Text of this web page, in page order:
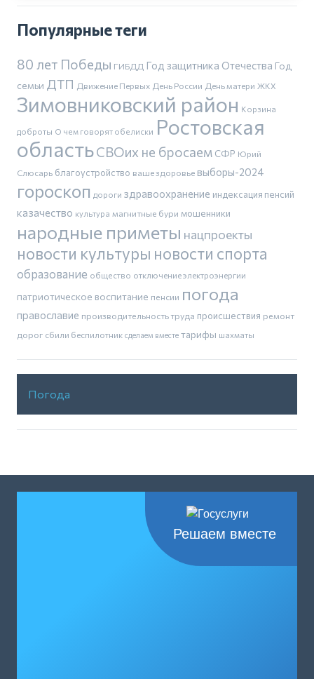
Популярные теги
80 лет Победы ГИБДД Год защитника Отечества Год
семьи ДТП Движение Первых День России День матери ЖКХ
Зимовниковский район Корзина
доброты О чем говорят обелиски Ростовская
областьСВОих не бросаем СФР Юрий
Слюсарь благоустройство ваше здоровье выборы-2024
гороскоп дороги здравоохранение индексация пенсий
казачество культура магнитные бури мошенники
народные приметы нацпроекты
новости культуры новости спорта
образование общество отключение электроэнергии
патриотическое воспитание пенсии погода
православие производительность труда происшествия ремонт
дорог сбили беспилотник сделаем вместе тарифы шахматы
Погода
Решаем вместе